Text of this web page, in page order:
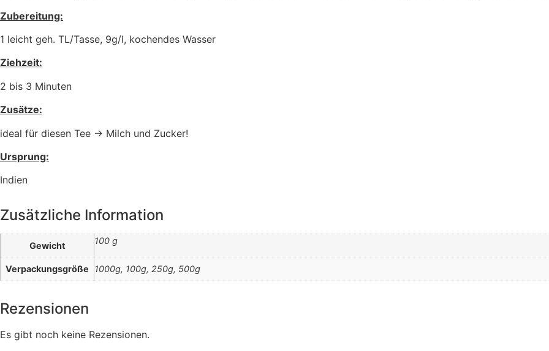
Zubereitung:
1 leicht geh. TL/Tasse, 9g/l, kochendes Wasser
Ziehzeit:
2 bis 3 Minuten
Zusätze:
ideal für diesen Tee -> Milch und Zucker!
Ursprung:
Indien
Zusätzliche Information
Gewicht 100 g
Verpackungsgröße 1000g, 100g, 250g, 500g
Rezensionen
Es gibt noch keine Rezensionen.